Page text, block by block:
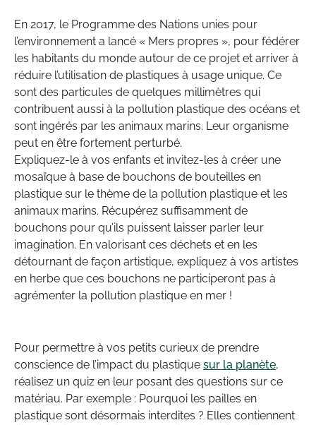
En 2017, le Programme des Nations unies pour
l’environnement a lancé « Mers propres », pour fédérer
les habitants du monde autour de ce projet et arriver à
réduire l’utilisation de plastiques à usage unique. Ce
sont des particules de quelques millimètres qui
contribuent aussi à la pollution plastique des océans et
sont ingérés par les animaux marins. Leur organisme
peut en être fortement perturbé.
Expliquez-le à vos enfants et invitez-les à créer une
mosaïque à base de bouchons de bouteilles en
plastique sur le thème de la pollution plastique et les
animaux marins. Récupérez suffisamment de
bouchons pour qu’ils puissent laisser parler leur
imagination. En valorisant ces déchets et en les
détournant de façon artistique, expliquez à vos artistes
en herbe que ces bouchons ne participeront pas à
agrémenter la pollution plastique en mer !
Pour permettre à vos petits curieux de prendre
conscience de l’impact du plastique sur la planète,
réalisez un quiz en leur posant des questions sur ce
matériau. Par exemple : Pourquoi les pailles en
plastique sont désormais interdites ? Elles contiennent